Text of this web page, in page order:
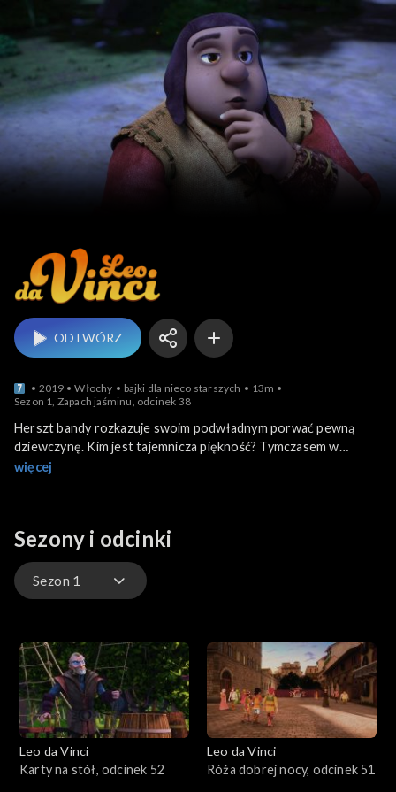
Leo da Vinci
ODTWÓRZ
2019 Włochy bajki dla nieco starszych
13m
Sezon 1, Zapach jaśminu, odcinek 38
Herszt bandy rozkazuje swoim podwładnym porwać pewną
dziewczynę. Kim jest tajemnicza piękność? Tymczasem w
mieście przyjaciele odbywają zajęcia z malarstwa. Malują portret
przyjaciółce?
więcej
Sezony i odcinki
Sezon 1
Sezon 1
Leo da Vinci
Karty na stół, odcinek 52
Leo da Vinci
Róża dobrej nocy, odcinek 51